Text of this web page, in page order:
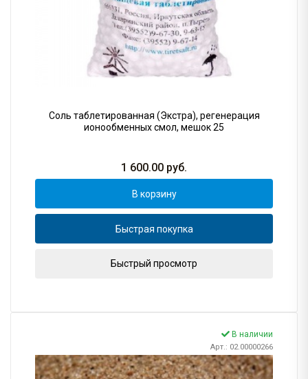
Соль таблетированная (Экстра), регенерация
ионообменных смол, мешок 25
1 600.00 руб.
В корзину
Быстрая покупка
Быстрый просмотр
В наличии
Арт.: 02.00000266